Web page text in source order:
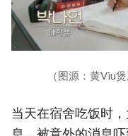
（图源：黄Viu
当天在宿舍吃饭时